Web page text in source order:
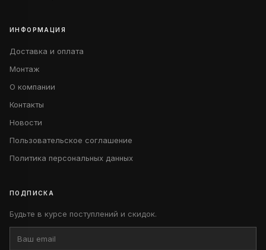
ИНФОРМАЦИЯ
Доставка и оплата
Монтаж
О компании
Контакты
Новости
Пользовательское соглашение
Политика персональных данных
ПОДПИСКА
Будьте в курсе поступлений и скидок.